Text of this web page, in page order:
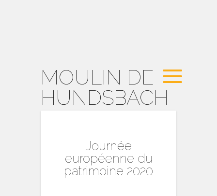
MOULIN DE
HUNDSBACH
Journée
européenne du
patrimoine 2020